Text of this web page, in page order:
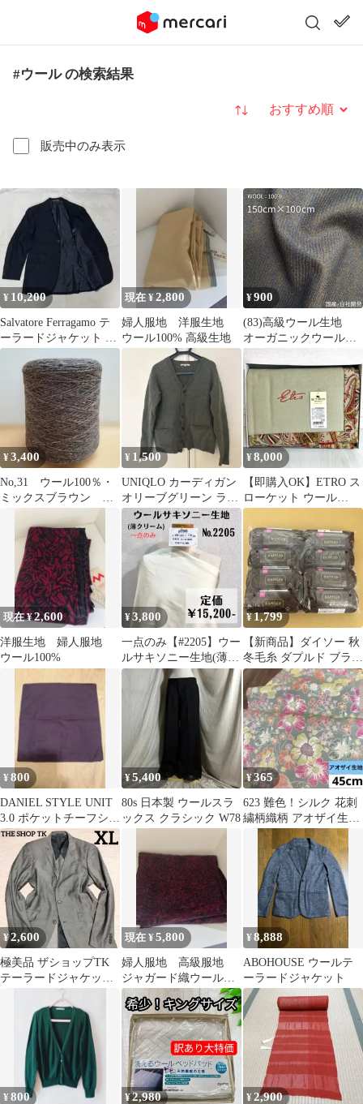
#ウール の検索結果
販売中のみ表示
並び替え
¥ 10,200
Salvatore Ferragamo テ
ーラードジャケット ウ
ールカシミヤ
現在 ¥2,800
婦人服地 洋服生地
ウール100% 高級生地
¥900
(83)高級ウール生地
オーガニックウール杢
カルゼメルトン
¥3,400
No,31 ウール100％・
ミックスブラウン
¥ 1,500
UNIQLO カーディガン
オリーブグリーン ラム
ズウール 古着 ヴィンテ
ージ
¥8,000
【即購入OK】ETRO ス
ローケット ウール
140×70cm
現在 ¥2,600
洋服生地 婦人服地
ウール100%
¥3,800
一点のみ【#2205】ウー
ルサキソニー生地(薄ク
リーム) 約110㎝
¥1,799
【新商品】ダイソー 秋
冬毛糸 ダプルド ブラウ
ン 8個セット 新品未使
用
¥800
DANIEL STYLE UNIT
3.0 ポケットチーフシル
クウールイタリア製
¥5,400
80s 日本製 ウールスラ
ックス クラシック W78
¥365
623 難色！シルク 花刺
繍柄織柄 アオザイ生地
45cm
¥2,600
極美品 ザショップTK
テーラードジャケット
シャイニーウール グレ
現在 ¥5,800
婦人服地 高級服地
ジャガード織ウール
高級生地
¥8,888
ABOHOUSE ウールテ
ーラードジャケット
¥800 ¥2,980 ¥2,900